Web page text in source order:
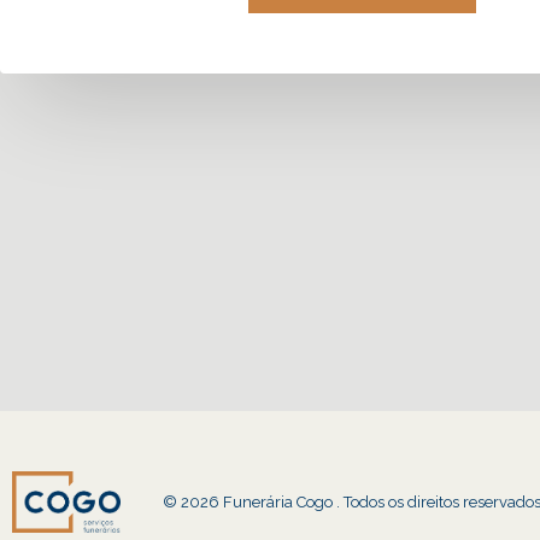
© 2026 Funerária Cogo . Todos os direitos reservados